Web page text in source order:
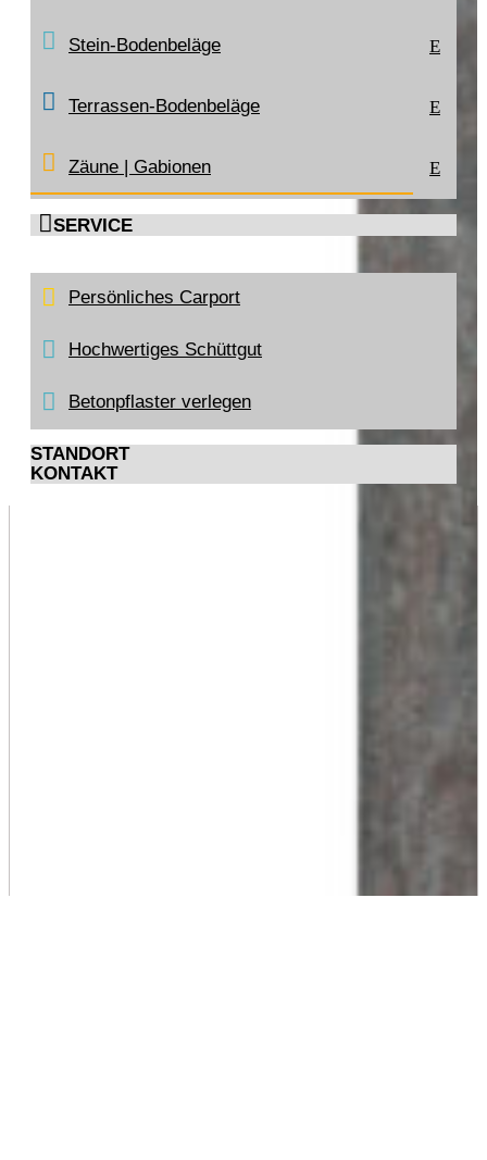
Stein-Bodenbeläge E
Terrassen-Bodenbeläge E
Zäune | Gabionen E
SERVICE
Persönliches Carport
Hochwertiges Schüttgut
Betonpflaster verlegen
STANDORT
KONTAKT